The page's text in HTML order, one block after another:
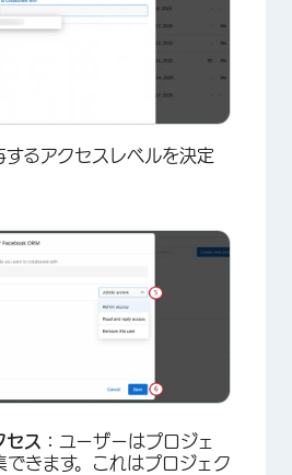
×
するアクセスレベルを決定
ス： ユーザーはプロジェ
できます。これはプロジェク